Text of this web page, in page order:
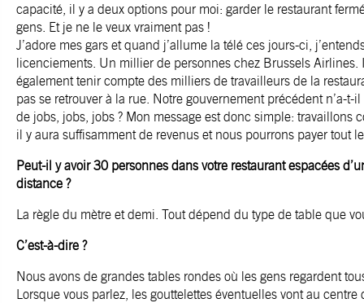
capacité, il y a deux options pour moi: garder le restaurant
gens. Et je ne le veux vraiment pas !
J’adore mes gars et quand j’allume la télé ces jours-ci,
licenciements. Un millier de personnes chez Brussels Airlines.
également tenir compte des milliers de travailleurs de la
pas se retrouver à la rue. Notre gouvernement précédent n’a-t-
de jobs, jobs, jobs ? Mon message est donc simple: travaillons
il y aura suffisamment de revenus et nous pourrons payer tout
Peut-il y avoir 30 personnes dans votre restaurant espacées
distance ?
La règle du mètre et demi. Tout dépend du type de table que
C’est-à-dire ?
Nous avons de grandes tables rondes où les gens regardent
Lorsque vous parlez, les gouttelettes éventuelles vont au centre